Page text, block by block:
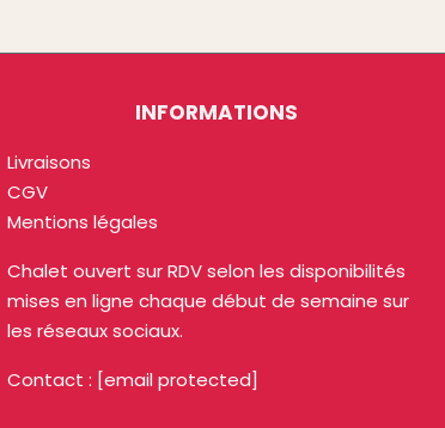
INFORMATIONS
Livraisons
CGV
Mentions légales
Chalet ouvert sur RDV selon les disponibilités
mises en ligne chaque début de semaine sur
les réseaux sociaux.
Contact : [email protected]